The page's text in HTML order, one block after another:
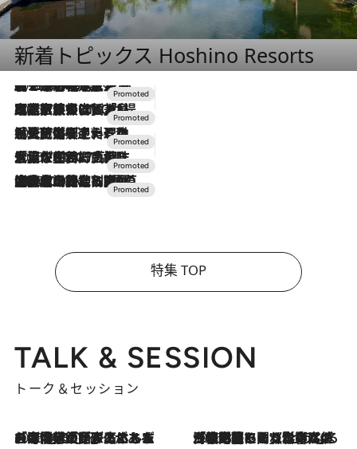
新着トピックス Hoshino Resorts
2026.8.7
【トンボの足水浴】ヒノキの香りに包まれて涼感マックス！約13℃の湧水かけ流しを避暑地「星野温泉 トンボの湯」で体験
2026.7.31
【ホテル帰省】という選択肢をOMOが提案。家族とほどよい距離を保つには「昼は実家、夜は気兼ねなくホテルで！」
2026.7.24
【夏限定ディナーコース】旬を迎える稚鮎や花ズッキーニなどをイタリア・トスカーナの郷土料理の手法で満喫！
2026.7.17
「土佐和ハーブかき氷」がOMO7高知に登場！生姜、山椒、大葉など目にも舌にも涼を呼ぶ郷土の味
2026.7.10
NEW OPEN！【界 草津】名湯の地に誕生。趣の異なる2種の温泉と上州ならではの会席・蕎麦割烹など美食を味わう究極の癒やし旅
特集 TOP
TALK & SESSION
トーク＆セッション
2026.8.3
「今後値上げがあるとすれば…」「リスクがあるのは今年の冬」エネルギー専門家が語る、ホルムズ海峡封鎖が家庭にもたらす“ある心配” 2026.8.3
「住宅建てられない…」「サーチャージ料の高値が続いている」ホルムズ海峡封鎖による影響はいつまで続く？《エネルギー専門家に聞く“どうなる日本の暮らし”》